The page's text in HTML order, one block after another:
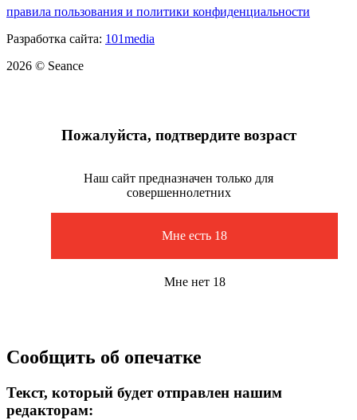
правила пользования и политики конфиденциальности
Разработка сайта: 101media
2026 © Seance
Пожалуйста, подтвердите возраст
Наш сайт предназначен только для
совершеннолетних
Мне есть 18
Мне нет 18
Сообщить об опечатке
Текст, который будет отправлен нашим
редакторам: